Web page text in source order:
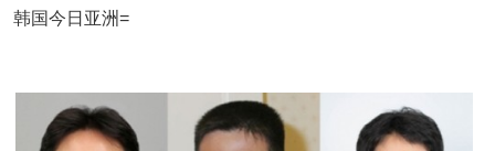
韩国今日亚洲=